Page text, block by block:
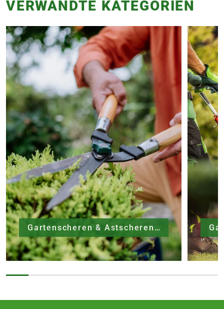
VERWANDTE KATEGORIEN
Gartenscheren & Astscheren